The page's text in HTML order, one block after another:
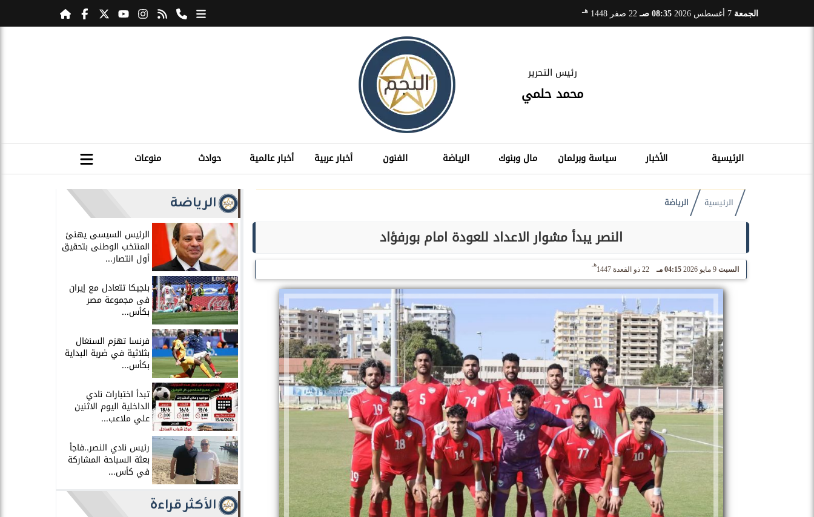
الجمعة 08:35 صـ 22 صفر 1448 هـ
رئيس التحرير
محمد حلمي
الرئيسية الأخبار سياسة وبرلمان مال وبنوك الرياضة الفنون أخبار عربية أخبار عالمية حوادث منوعات
الرئيسية الرياضة
النصر يبدأ مشوار الاعداد للعودة امام بورفؤاد
السبت 9 مايو 2026 04:15 مـ 22 ذو القعدة 1447
هـ
الرياضة
الرئيس السيسى يهنئ
المنتخب الوطنى بتحقيق
أول انتصار...
بلجيكا تتعادل مع إيران
فى مجموعة مصر
بكأس...
فرنسا تهزم السنغال
بثلاثية في ضربة البداية
بكأس...
تبدأ اختبارات نادي
الداخلية اليوم الاثنين
علي ملاعب...
رئيس نادي النصر..فاجأ
بعثة السباحة المشاركة
في كأس...
الأكثر قراءة